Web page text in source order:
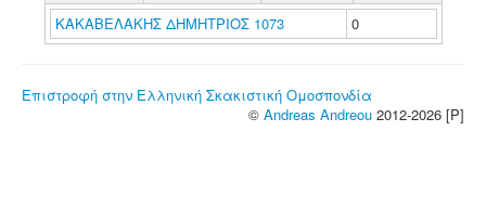
ΚΑΚΑΒΕΛΑΚΗΣ ΔΗΜΗΤΡΙΟΣ 1073 0
Επιστροφή στην Ελληνική Σκακιστική Ομοσπονδία
© Andreas Andreou 2012-2026 [P]